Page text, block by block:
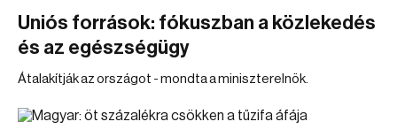
Uniós források: fókuszban a közlekedés
és az egészségügy
Átalakítják az országot - mondta a miniszterelnök.